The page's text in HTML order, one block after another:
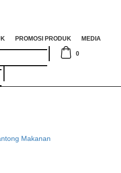
PROMOSI PRODUK MEDIA
0
Makanan